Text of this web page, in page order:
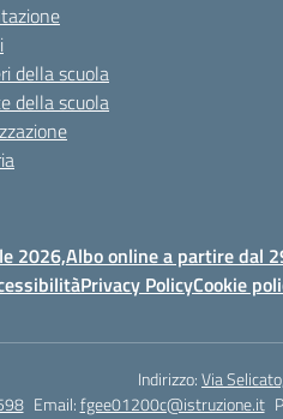
della scuola
della scuola
2026,Albo online a partire dal
Privacy PolicyCookie
Indirizzo:Via
Email:fgee01200c@istruzione.it